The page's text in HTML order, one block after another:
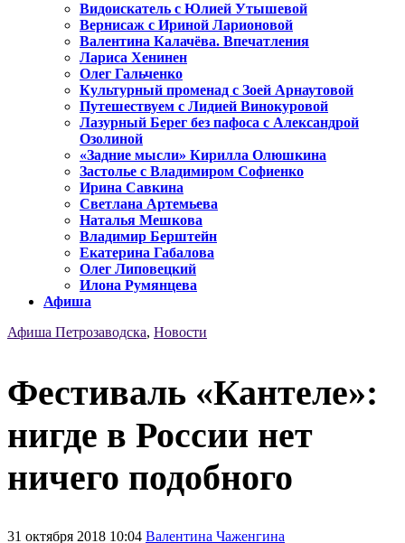
Видоискатель с Юлией Утышевой
Вернисаж с Ириной Ларионовой
Валентина Калачёва. Впечатления
Лариса Хенинен
Олег Гальченко
Культурный променад с Зоей Арнаутовой
Путешествуем с Лидией Винокуровой
Лазурный Берег без пафоса с Александрой
Озолиной
«Задние мысли» Кирилла Олюшкина
Застолье с Владимиром Софиенко
Ирина Савкина
Светлана Артемьева
Наталья Мешкова
Владимир Берштейн
Екатерина Габалова
Олег Липовецкий
Илона Румянцева
Афиша
Афиша Петрозаводска, Новости
Фестиваль «Кантеле»:
нигде в России нет
ничего подобного
31 октября 2018 10:04 Валентина Чаженгина